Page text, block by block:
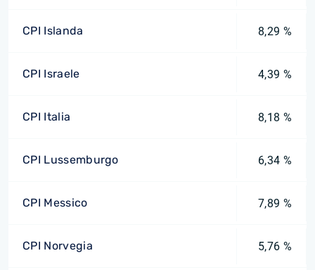
CPI Islanda 8,29 %
CPI Israele 4,39 %
CPI Italia 8,18 %
CPI Lussemburgo 6,34 %
CPI Messico 7,89 %
CPI Norvegia 5,76 %